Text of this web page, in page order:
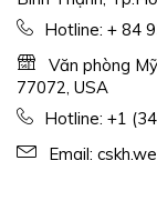
Hotline: + 84
Văn phòng
77072, USA
Hotline: +1
Email: